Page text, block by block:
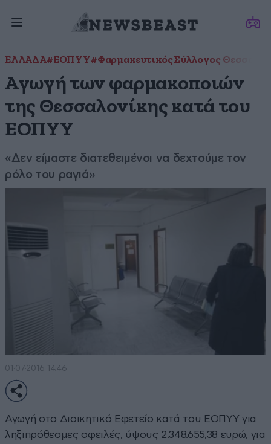
ΕΛΛΑΔΑ#ΕΟΠΥΥ#Φαρμακευτικός Σύλλογος
Αγωγή των φαρμακοποιών
της Θεσσαλονίκης κατά του
ΕΟΠΥΥ
«Δεν είμαστε διατεθειμένοι να δεχτούμε τον
ρόλο του ραγιά»
01·07·2016 14:46
Αγωγή στο Διοικητικό Εφετείο κατά του ΕΟΠΥΥ για
ληξιπρόθεσμες οφειλές, ύψους 2.348.655,38 ευρώ, για